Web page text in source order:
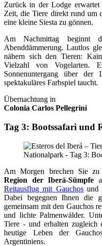
Zurück in der Lodge erwartet
Zeit, die Tiere direkt rund um
eine kleine Siesta zu gönnen.
Am Nachmittag beginnt
Abenddämmerung. Lautlos
nähern sich den Tieren:
Vielzahl von Vogelarten.
Sonnenuntergang über
spektakuläres Farbspiel taucht.
Übernachtung in
Colonia Carlos Pellegrini
Tag 3: Bootssafari und
Am Morgen brechen Sie zu
Region der Iberá‑Sümpfe
Reitausflug mit Gauchosund
Dabei begegnen Ihnen die
gemeinsam mit den Gauchos
und lichte Palmenwälder.
Tiere - und erhalten zugleich
heutige Leben der
Argentiniens.